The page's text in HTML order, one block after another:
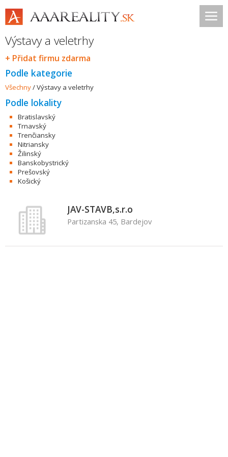
Výstavy a veletrhy
+ Přidat firmu zdarma
Podle kategorie
Všechny/Výstavy a veletrhy
Podle lokality
Bratislavský
Trnavský
Trenčiansky
Nitriansky
Žilinský
Banskobystrický
Prešovský
Košický
JAV-STAVB,s.r.o
Partizanska 45, Bardejov